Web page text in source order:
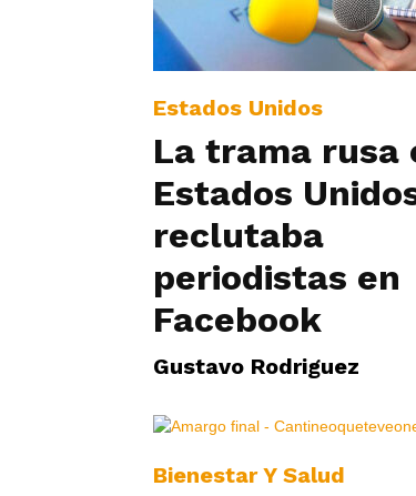
Estados Unidos
La trama rusa
Estados
reclutaba
periodistas en
Facebook
Gustavo Rodriguez
Bienestar Y Salud